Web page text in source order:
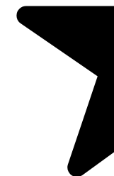
Producator: